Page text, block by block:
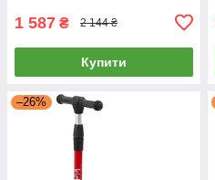
1 587 ₴ 2 144 ₴
Купити
–26%